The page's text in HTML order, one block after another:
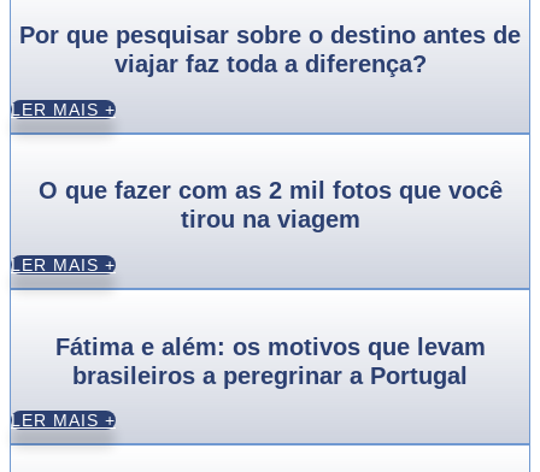
Por que pesquisar sobre o destino antes de
viajar faz toda a diferença?
LER MAIS +
O que fazer com as 2 mil fotos que você
tirou na viagem
LER MAIS +
Fátima e além: os motivos que levam
brasileiros a peregrinar a Portugal
LER MAIS +